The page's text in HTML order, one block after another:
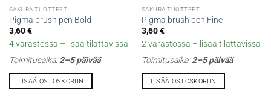
SAKURA TUOTTEET
Pigma brush pen Bold
3,60€
4 varastossa – lisää tilattavissa
Toimitusaika:2–5 päivää
LISÄÄ OSTOSKORIIN
SAKURA TUOTTEET
Pigma brush pen Fine
3,60€
2 varastossa – lisää tilattavissa
Toimitusaika:2–5 päivää
LISÄÄ OSTOSKORIIN